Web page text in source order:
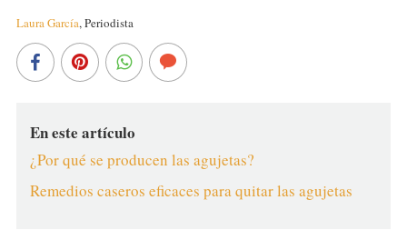
Laura García,Periodista
En este artículo
¿Por qué se producen las agujetas?
Remedios caseros eficaces para quitar las agujetas